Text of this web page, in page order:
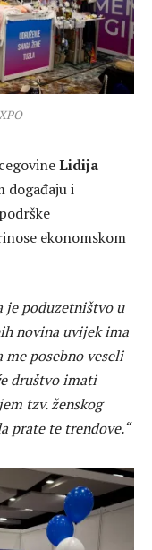
Lidija
događaju i
ekonomskom
je poduzetništvo u
novina uvijek ima
posebno veseli
društvo imati
tzv. ženskog
prate te trendove.“